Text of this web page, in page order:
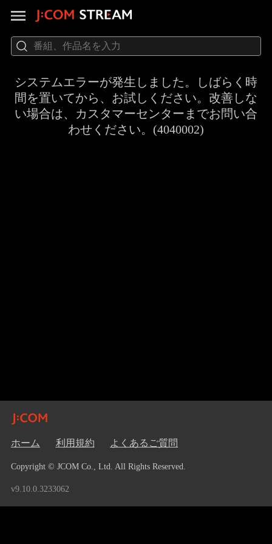
システムエラーが発生しました。しばらく時
間を置いてから、お試しください。改善しな
い場合は、カスタマーセンターまでお問い合
わせください。(4040002)
ホーム 利用規約 よくあるご質問
Copyright © JCOM Co., Ltd. All Rights Reserved.
v9.10.0.3233062